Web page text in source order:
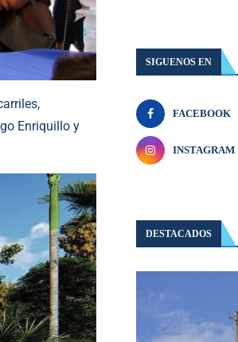
Enriquillo y
SIGUENOS EN
FACEBOOK
INSTAGRAM
DESTACADOS